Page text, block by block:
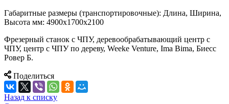
Габаритные размеры (транспортировочные): Длина, Ширина,
Высота мм: 4900х1700х2100
Фрезерный станок с ЧПУ, деревообрабатывающий центр с
ЧПУ, центр с ЧПУ по дереву, Weeke Venture, Ima Bima, Биесс
Ровер Б.
Поделиться
Назад к списку